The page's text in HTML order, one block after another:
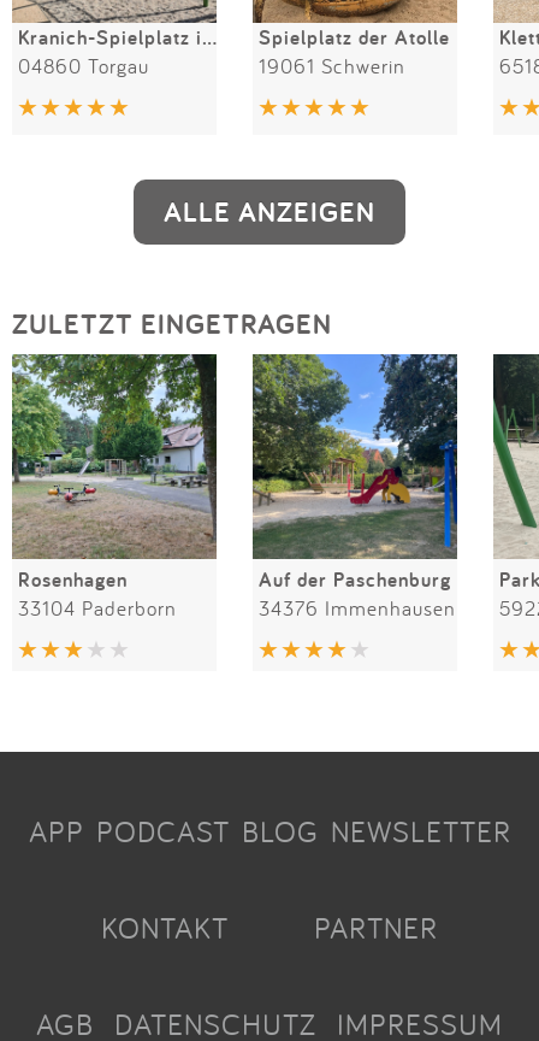
Kranich-Spielplatz im Glacis
04860 Torgau
Spielplatz der Atolle
19061 Schwerin
ALLE ANZEIGEN
ZULETZT EINGETRAGEN
Rosenhagen
33104 Paderborn
Auf der Paschenburg
34376 Immenhausen
APP PODCAST BLOG NEWSLETTER
KONTAKT PARTNER
AGB DATENSCHUTZ IMPRESSUM